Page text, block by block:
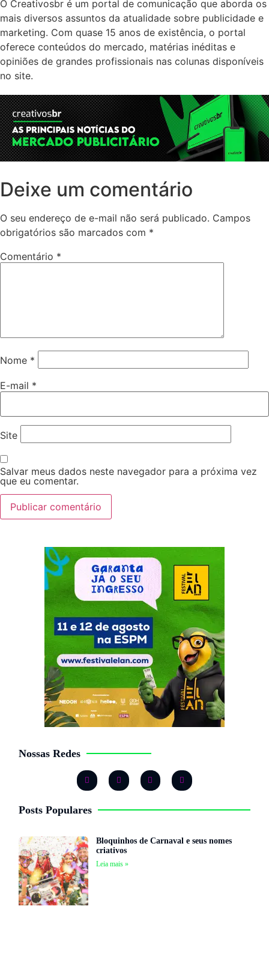
O Creativosbr é um portal de comunicação que aborda os
mais diversos assuntos da atualidade sobre publicidade e
marketing. Com quase 15 anos de existência, o portal
oferece conteúdos do mercado, matérias inéditas e
opiniões de grandes profissionais nas colunas disponíveis
no site.
Deixe um comentário
O seu endereço de e-mail não será publicado. Campos
obrigatórios são marcados com *
Comentário *
Nome *
E-mail *
Site
Salvar meus dados neste navegador para a próxima vez
que eu comentar.
Nossas Redes
Posts Populares
Bloquinhos de Carnaval e seus nomes
criativos
Leia mais »